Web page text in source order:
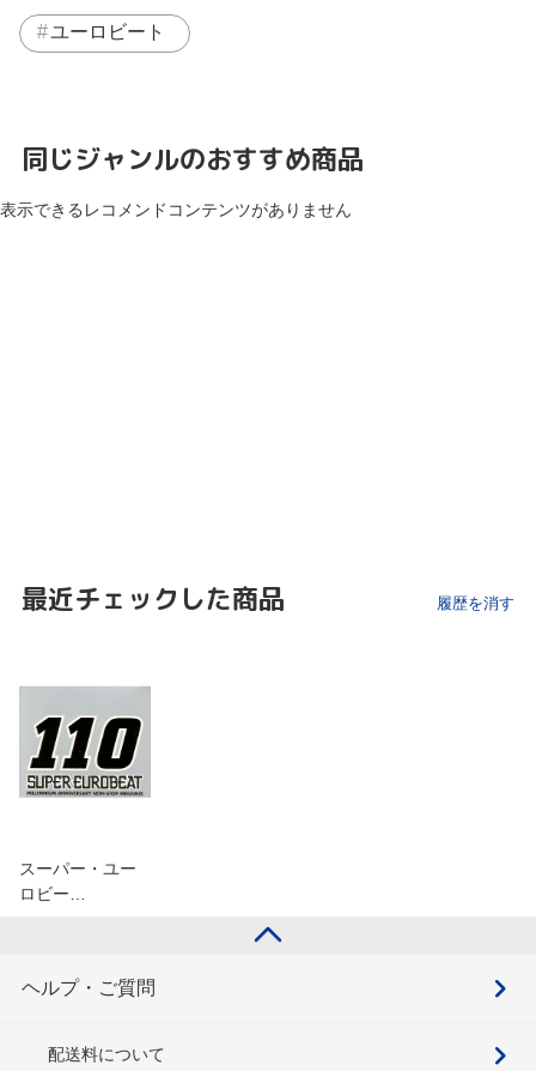
ユーロビート
同じジャンルのおすすめ商品
表示できるレコメンドコンテンツがありません
最近チェックした商品 履歴を消す
スーパー・ユー
ロビー…
ヘルプ・ご質問
配送料について